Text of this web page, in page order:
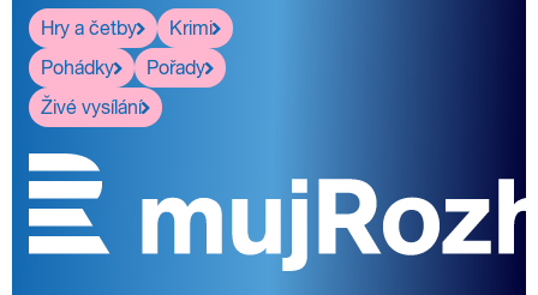
Hry a četby
Krimi
Pohádky
Pořady
Živé vysílání